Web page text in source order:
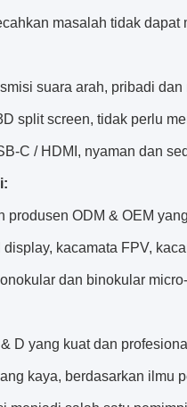
masalah tidak
suara arah, pribadi dan
split screen, tidak perlu
C / HDMI, nyaman dan
produsen ODM & OEM
display, kacamata FPV,
dan binokular
D yang kuat dan
kaya, berdasarkan ilmu